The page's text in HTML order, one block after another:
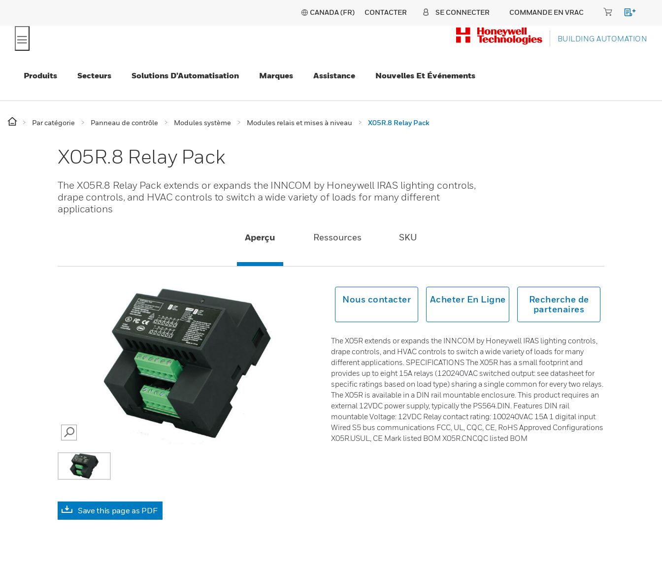
CANADA (FR) CONTACTER SE CONNECTER COMMANDE EN VRAC
BUILDING AUTOMATION
Produits Secteurs Solutions D’Automatisation Marques Assistance Nouvelles Et Événements
Par catégorie Panneau de contrôle Modules système Modules relais et mises à niveau X05R.8 Relay Pack
X05R.8 Relay Pack
The X05R.8 Relay Pack extends or expands the INNCOM by Honeywell IRAS lighting controls,
drape controls, and HVAC controls to switch a wide variety of loads for many different
applications
Aperçu Ressources SKU
SEARCH
Save this page as PDF
Nous contacter Acheter En Ligne
Recherche de
partenaires
The X05R extends or expands the INNCOM by Honeywell IRAS lighting controls,
drape controls, and HVAC controls to switch a wide variety of loads for many
different applications. SPECIFICATIONS The X05R has a small footprint and
provides up to eight 15A relays (120240VAC switched output: see datasheet for
specific ratings based on load type) sharing a single common for every two relays.
The X05R is available in a DIN rail mountable enclosure. This product requires an
external 12VDC power supply, typically the PS564.DIN. Features DIN rail
mountable Voltage: 12VDC Relay contact rating: 100240VAC 15A 1 digital input
Wired S5 bus communications FCC, UL, CQC, CE, RoHS Approved Configurations
X05R.USUL, CE Mark listed BOM X05R.CNCQC listed BOM